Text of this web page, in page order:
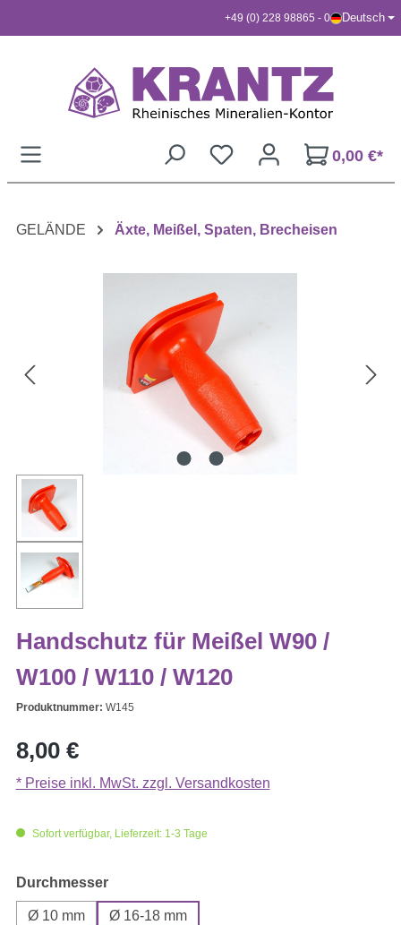
+49 (0) 228 98865 - 0 Deutsch
0,00 €*
GELÄNDE Äxte, Meißel, Spaten, Brecheisen
Handschutz für Meißel W90 /
W100 / W110 / W120
Produktnummer: W145
Regulärer Preis:
8,00 €
* Preise inkl. MwSt. zzgl. Versandkosten
Sofort verfügbar, Lieferzeit: 1-3 Tage
Durchmesserauswählen
Ø 10 mm Ø 16-18 mm